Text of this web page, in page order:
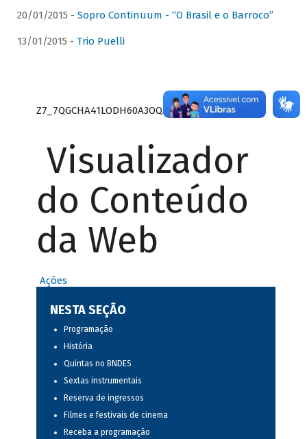
20/01/2015 - Sopro Continuum - “O Brasil e o Barroco”
13/01/2015 - Trio Puelli
Z7_7QGCHA41LODH60A3OQA8RN1415
Visualizador
do Conteúdo
da Web
Ações
NESTA SEÇÃO
Programação
História
Quintas no BNDES
Sextas instrumentais
Reserva de ingressos
Filmes e festivais de cinema
Receba a programação